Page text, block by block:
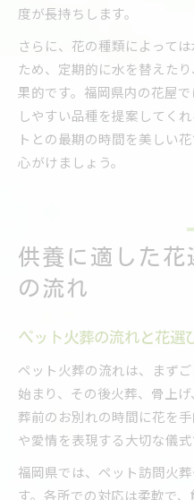
度が長持ちします。
さらに、花の種類によって
ため、定期的に水を替えた
果的です。福岡県内の花屋
しやすい品種を提案してく
トとの最期の時間を美しい
心がけましょう。
供養に適した花
の流れ
ペット火葬の流れと花選
ペット火葬の流れは、まず
始まり、その後火葬、骨上
葬前のお別れの時間に花を
や愛情を表現する大切な儀式
福岡県では、ペット訪問火
す。各所での対応は柔軟で